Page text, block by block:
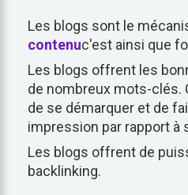
Les blogs sont le
contenuc'est ainsi que
Les blogs offrent les
de nombreux mots-clés.
de se démarquer et de
impression par rapport à
Les blogs offrent de
backlinking.